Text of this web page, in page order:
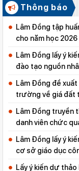
Thông báo
Lâm Đồng tập
cho năm học
Lâm Đồng lấy ý
đào tạo nguồn
Lâm Đồng đề
trường về giá đất
Lâm Đồng truyền
danh viên chức
Lâm Đồng lấy ý
cơ sở giáo dục
Lấy ý kiến dự